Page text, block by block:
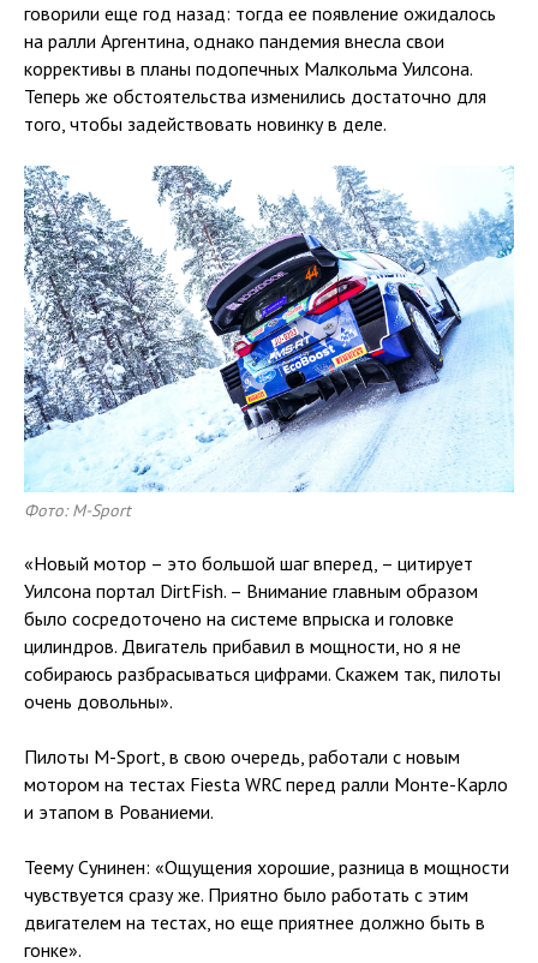
говорили еще год назад: тогда ее появление ожидалось
на ралли Аргентина, однако пандемия внесла свои
коррективы в планы подопечных Малкольма Уилсона.
Теперь же обстоятельства изменились достаточно для
того, чтобы задействовать новинку в деле.
Фото: M-Sport
«Новый мотор – это большой шаг вперед, – цитирует
Уилсона портал DirtFish. – Внимание главным образом
было сосредоточено на системе впрыска и головке
цилиндров. Двигатель прибавил в мощности, но я не
собираюсь разбрасываться цифрами. Скажем так, пилоты
очень довольны».
Пилоты M-Sport, в свою очередь, работали с новым
мотором на тестах Fiesta WRC перед ралли Монте-Карло
и этапом в Рованиеми.
Теему Сунинен: «Ощущения хорошие, разница в мощности
чувствуется сразу же. Приятно было работать с этим
двигателем на тестах, но еще приятнее должно быть в
гонке».